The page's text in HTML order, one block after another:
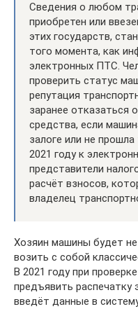
Сведения о любом
приобретен или
этих государств,
того момента, как
электронных ПТС.
проверить статус
репутация
заранее отказаться
средства, если
залоге или не
2021 году к
представители
расчёт взносов,
владелец
Хозяин машины будет
возить с собой
В 2021 году при
предъявить
введёт данные в